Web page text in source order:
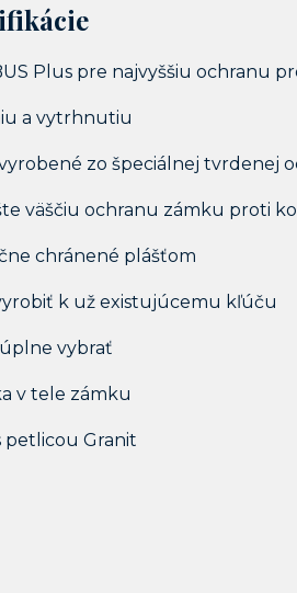
Plus pre najvyššiu ochranu
a vytrhnutiu
zo špeciálnej tvrdenej
väščiu ochranu zámku proti
chránené plášťom
k už existujúcemu kľúču
vybrať
v tele zámku
petlicou Granit